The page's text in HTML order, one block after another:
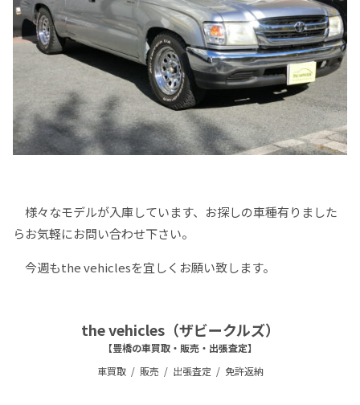
様々なモデルが入庫しています、お探しの車種有りました
らお気軽にお問い合わせ下さい。
今週もthe vehiclesを宜しくお願い致します。
the vehicles（ザビークルズ）
【豊橋の車買取・販売・出張査定】
車買取
販売 出張査定 免許返納